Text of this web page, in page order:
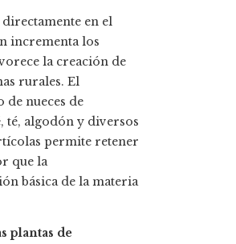
en el
incrementa los
la creación de
rurales. El
de nueces de
té, algodón y diversos
permite retener
que la
básica de la materia
plantas de